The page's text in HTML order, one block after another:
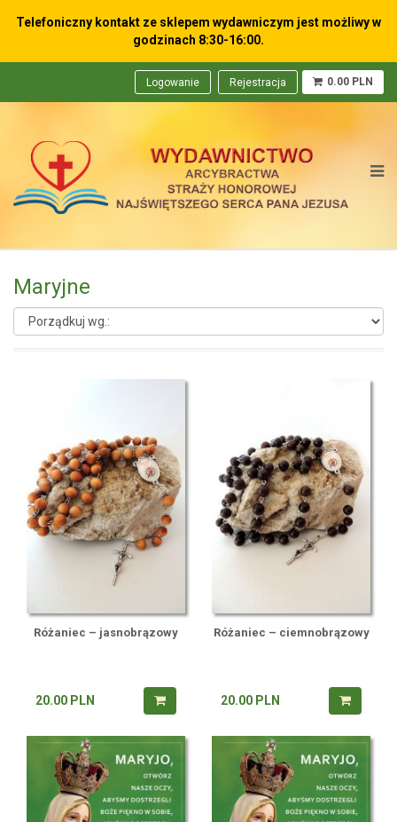
Telefoniczny kontakt ze sklepem wydawniczym jest możliwy w
godzinach 8:30-16:00.
Logowanie Rejestracja 0.00 PLN
Maryjne
Różaniec – jasnobrązowy
20.00 PLN
Różaniec – ciemnobrązowy
20.00 PLN